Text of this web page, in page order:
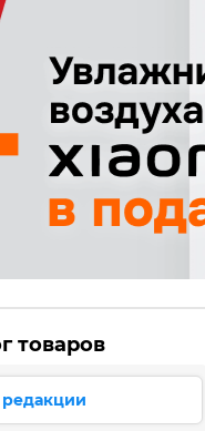
товаров